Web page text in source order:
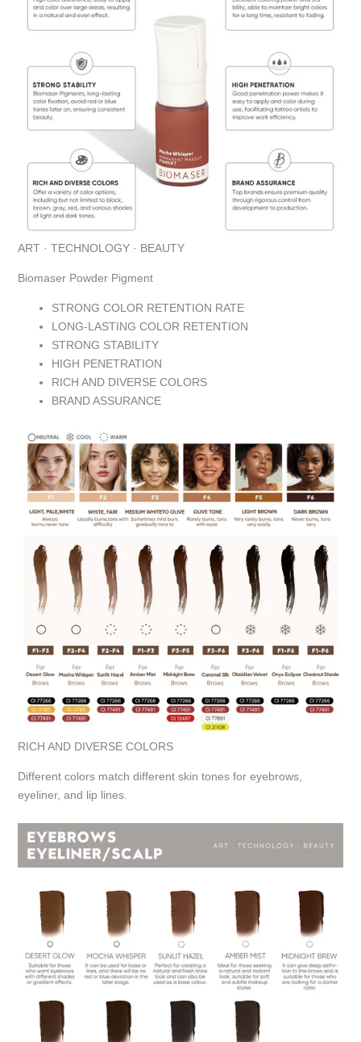
ART · TECHNOLOGY · BEAUTY
Biomaser Powder Pigment
STRONG COLOR RETENTION RATE
LONG-LASTING COLOR RETENTION
STRONG STABILITY
HIGH PENETRATION
RICH AND DIVERSE COLORS
BRAND ASSURANCE
RICH AND DIVERSE COLORS
Different colors match different skin tones for eyebrows,
eyeliner, and lip lines.